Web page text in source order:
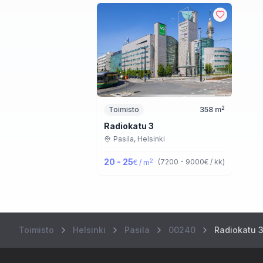
Toimisto 358 m2
Radiokatu 3
Pasila, Helsinki
20 - 25€ / m2 (7200 - 9000€ / kk)
Toimisto Helsinki Pasila 00240 Radiokatu 3